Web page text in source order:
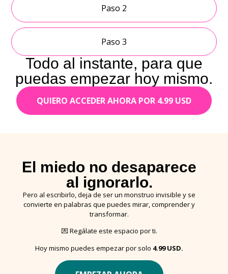
Paso 2
Paso 3
Todo al instante, para que
puedas empezar hoy mismo.
QUIERO ACCEDER AHORA POR 4.99 USD
El miedo no desaparece
al ignorarlo.
Pero al escribirlo, deja de ser un monstruo invisible y se
convierte en palabras que puedes mirar, comprender y
transformar.
💌 Regálate este espacio por ti.
Hoy mismo puedes empezar por solo 4.99 USD.